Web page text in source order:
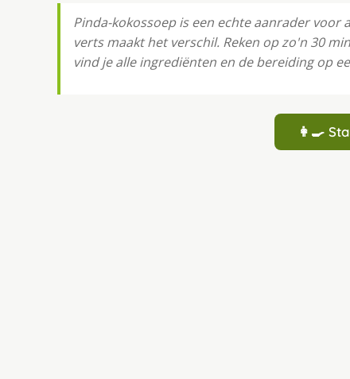
Pinda-kokossoep is een echte aanrader
verts maakt het verschil. Reken op zo'n 30
vind je alle ingrediënten en de bereiding op
👩‍🍳